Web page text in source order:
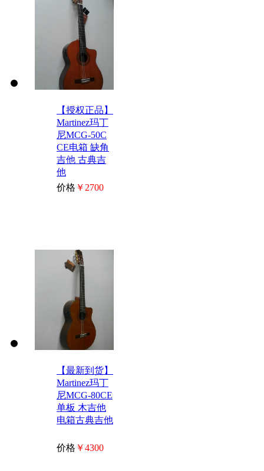
【授权正品】
Martinez玛丁
尼MCG-50C
CE电箱 缺角
吉他 古典吉
他
价格 ￥2700
【最新到货】
Martinez玛丁
尼MCG-80CE
单板 木吉他
电箱古典吉他
价格 ￥4300